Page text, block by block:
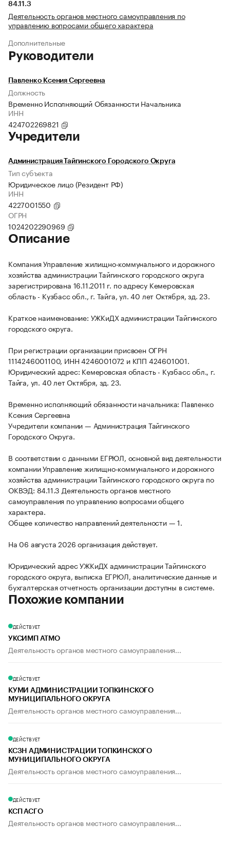
84.11.3
Деятельность органов местного самоуправления по
управлению вопросами общего характера
Дополнительные
Руководители
Павленко Ксения Сергеевна
Должность
Временно Исполняющий Обязанности Начальника
ИНН
424702269821
Учредители
Администрация Тайгинского Городского Округа
Тип субъекта
Юридическое лицо (Резидент РФ)
ИНН
4227001550
ОГРН
1024202290969
Описание
Компания Управление жилищно-коммунального и дорожного
хозяйства администрации Тайгинского городского округа
зарегистрирована 16.11.2011 г. по адресу Кемеровская
область - Кузбасс обл., г. Тайга, ул. 40 лет Октября, зд. 23.
Краткое наименование: УЖКиДХ администрации Тайгинского
городского округа.
При регистрации организации присвоен ОГРН
1114246001100, ИНН 4246001072 и КПП 424601001.
Юридический адрес: Кемеровская область - Кузбасс обл., г.
Тайга, ул. 40 лет Октября, зд. 23.
Временно исполняющий обязанности начальника: Павленко
Ксения Сергеевна
Учредители компании — Администрация Тайгинского
Городского Округа.
В соответствии с данными ЕГРЮЛ, основной вид деятельности
компании Управление жилищно-коммунального и дорожного
хозяйства администрации Тайгинского городского округа по
ОКВЭД: 84.11.3 Деятельность органов местного
самоуправления по управлению вопросами общего
характера.
Общее количество направлений деятельности — 1.
На 06 августа 2026 организация действует.
Юридический адрес УЖКиДХ администрации Тайгинского
городского округа, выписка ЕГРЮЛ, аналитические данные и
бухгалтерская отчетность организации доступны в системе.
Похожие компании
ДЕЙСТВУЕТ
УКСИМП АТМО
Деятельность органов местного самоуправления...
ДЕЙСТВУЕТ
КУМИ АДМИНИСТРАЦИИ ТОПКИНСКОГО
МУНИЦИПАЛЬНОГО ОКРУГА
Деятельность органов местного самоуправления...
ДЕЙСТВУЕТ
КСЗН АДМИНИСТРАЦИИ ТОПКИНСКОГО
МУНИЦИПАЛЬНОГО ОКРУГА
Деятельность органов местного самоуправления...
ДЕЙСТВУЕТ
КСП АСГО
Деятельность органов местного самоуправления...